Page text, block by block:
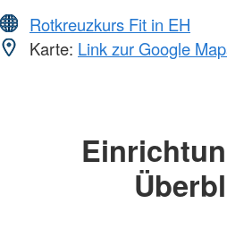
Rotkreuzkurs Fit in EH
Karte: Link zur Google